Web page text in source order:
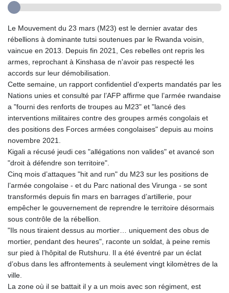
Le Mouvement du 23 mars (M23) est le dernier avatar des
rébellions à dominante tutsi soutenues par le Rwanda voisin,
vaincue en 2013. Depuis fin 2021, Ces rebelles ont repris les
armes, reprochant à Kinshasa de n'avoir pas respecté les
accords sur leur démobilisation.
Cette semaine, un rapport confidentiel d'experts mandatés par les
Nations unies et consulté par l’AFP affirme que l’armée rwandaise
a "fourni des renforts de troupes au M23" et "lancé des
interventions militaires contre des groupes armés congolais et
des positions des Forces armées congolaises" depuis au moins
novembre 2021.
Kigali a récusé jeudi ces "allégations non valides" et avancé son
"droit à défendre son territoire".
Cinq mois d’attaques "hit and run" du M23 sur les positions de
l’armée congolaise - et du Parc national des Virunga - se sont
transformés depuis fin mars en barrages d’artillerie, pour
empêcher le gouvernement de reprendre le territoire désormais
sous contrôle de la rébellion.
"Ils nous tiraient dessus au mortier… uniquement des obus de
mortier, pendant des heures", raconte un soldat, à peine remis
sur pied à l’hôpital de Rutshuru. Il a été éventré par un éclat
d’obus dans les affrontements à seulement vingt kilomètres de la
ville.
La zone où il se battait il y a un mois avec son régiment, est